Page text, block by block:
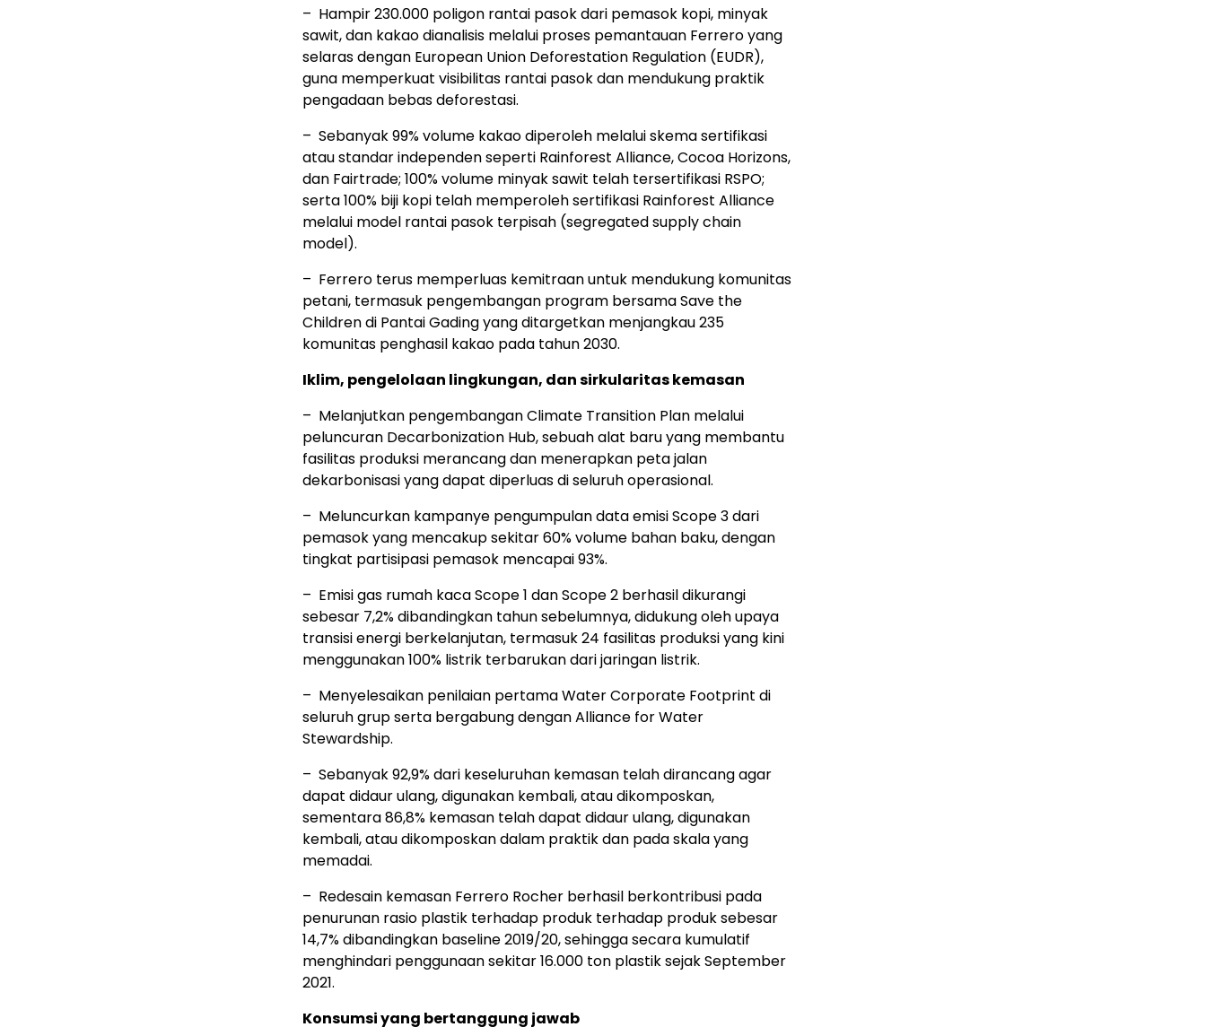
– Hampir 230.000 poligon rantai pasok dari pemasok kopi, minyak
sawit, dan kakao dianalisis melalui proses pemantauan Ferrero yang
selaras dengan European Union Deforestation Regulation (EUDR),
guna memperkuat visibilitas rantai pasok dan mendukung praktik
pengadaan bebas deforestasi.
– Sebanyak 99% volume kakao diperoleh melalui skema sertifikasi
atau standar independen seperti Rainforest Alliance, Cocoa Horizons,
dan Fairtrade; 100% volume minyak sawit telah tersertifikasi RSPO;
serta 100% biji kopi telah memperoleh sertifikasi Rainforest Alliance
melalui model rantai pasok terpisah (segregated supply chain
model).
– Ferrero terus memperluas kemitraan untuk mendukung komunitas
petani, termasuk pengembangan program bersama Save the
Children di Pantai Gading yang ditargetkan menjangkau 235
komunitas penghasil kakao pada tahun 2030.
Iklim, pengelolaan lingkungan, dan sirkularitas kemasan
– Melanjutkan pengembangan Climate Transition Plan melalui
peluncuran Decarbonization Hub, sebuah alat baru yang membantu
fasilitas produksi merancang dan menerapkan peta jalan
dekarbonisasi yang dapat diperluas di seluruh operasional.
– Meluncurkan kampanye pengumpulan data emisi Scope 3 dari
pemasok yang mencakup sekitar 60% volume bahan baku, dengan
tingkat partisipasi pemasok mencapai 93%.
– Emisi gas rumah kaca Scope 1 dan Scope 2 berhasil dikurangi
sebesar 7,2% dibandingkan tahun sebelumnya, didukung oleh upaya
transisi energi berkelanjutan, termasuk 24 fasilitas produksi yang kini
menggunakan 100% listrik terbarukan dari jaringan listrik.
– Menyelesaikan penilaian pertama Water Corporate Footprint di
seluruh grup serta bergabung dengan Alliance for Water
Stewardship.
– Sebanyak 92,9% dari keseluruhan kemasan telah dirancang agar
dapat didaur ulang, digunakan kembali, atau dikomposkan,
sementara 86,8% kemasan telah dapat didaur ulang, digunakan
kembali, atau dikomposkan dalam praktik dan pada skala yang
memadai.
– Redesain kemasan Ferrero Rocher berhasil berkontribusi pada
penurunan rasio plastik terhadap produk terhadap produk sebesar
14,7% dibandingkan baseline 2019/20, sehingga secara kumulatif
menghindari penggunaan sekitar 16.000 ton plastik sejak September
2021.
Konsumsi yang bertanggung jawab